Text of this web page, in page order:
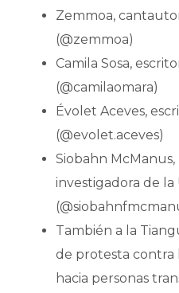
Zemmoa,
(@zemmoa)
Camila Sosa,
(@camilaomara)
Évolet Aceves,
(@evolet.aceves)
Siobahn McManus,
investigadora de la
También a la
de protesta contra
hacia personas